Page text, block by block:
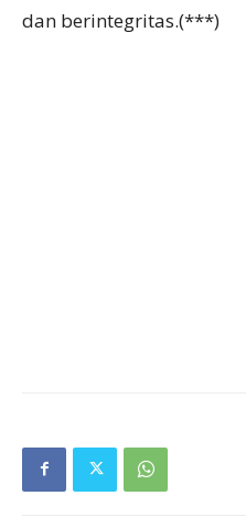
dan berintegritas.(***)